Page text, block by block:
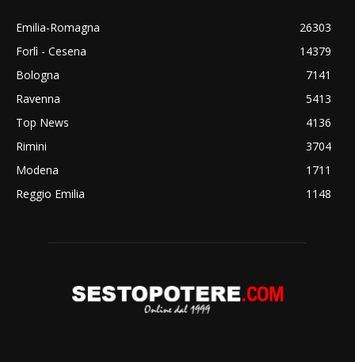
Emilia-Romagna
26303
Forlì - Cesena
14379
Bologna
7141
Ravenna
5413
Top News
4136
Rimini
3704
Modena
1711
Reggio Emilia
1148